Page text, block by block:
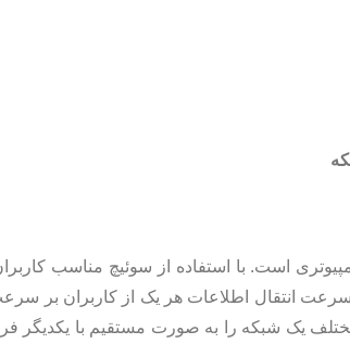
است. با استفاده از سوئیچ مناسب
انتقال اطلاعات هر یک از کاربران بر
یک شبکه را به صورت مستقیم با یکدیگر